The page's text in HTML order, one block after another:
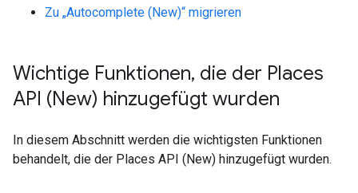
Zu „Autocomplete (New)“ migrieren
Wichtige Funktionen, die der Places
API (New) hinzugefügt wurden
In diesem Abschnitt werden die wichtigsten Funktionen
behandelt, die der Places API (New) hinzugefügt wurden.